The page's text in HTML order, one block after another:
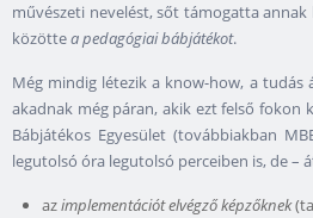
művészeti nevelést, sőt támogatta
közöttea pedagógiai bábjátékot.
Még mindig létezik a know-how, a tudás
akadnak még páran, akik ezt felső fokon
Bábjátékos Egyesület (továbbiakban
legutolsó óra legutolsó perceiben is, de –
azimplementációt elvégző képzőknek